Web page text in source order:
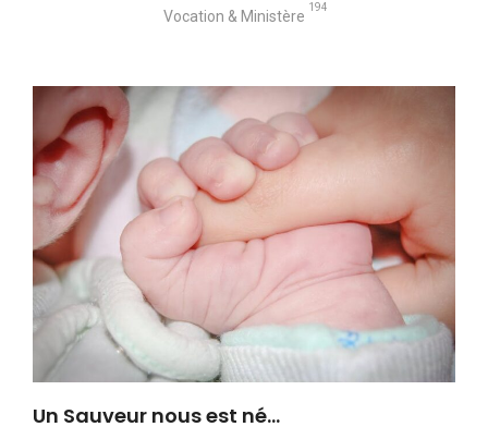
Vocation & Ministère
194
Un Sauveur nous est né…